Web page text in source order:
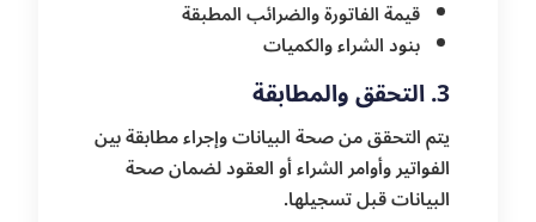
قيمة الفاتورة والضرائب المطبقة
بنود الشراء والكميات
3. التحقق والمطابقة
يتم التحقق من صحة البيانات وإجراء مطابقة بين
الفواتير وأوامر الشراء أو العقود لضمان صحة
البيانات قبل تسجيلها.